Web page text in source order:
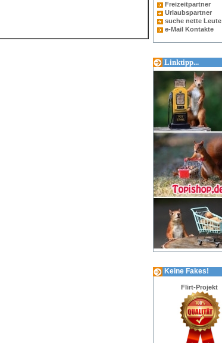
Freizeitpartner
Urlaubspartner
suche nette Leute
e-Mail Kontakte
Linktipp...
Keine Fakes!
Flirt-Projekt